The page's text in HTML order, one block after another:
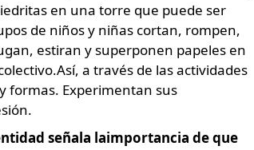
en una torre que puede ser
de niños y niñas cortan, rompen,
estiran y superponen papeles en
a través de las actividades
formas. Experimentan sus
señala laimportancia de que